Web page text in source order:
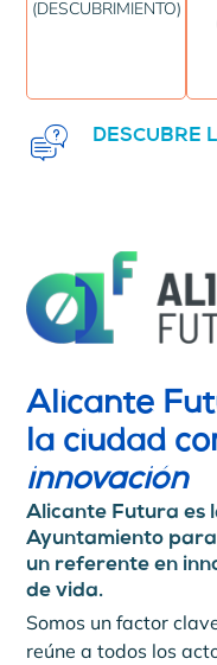
(DESCUBRIMIENTO)
Descubre por qué
DESCUBRE
Alicante
la ciudad
innovación
Alicante Futuraes
Ayuntamiento
un referente en
de vida.
Somos un factor
reúne a todos los